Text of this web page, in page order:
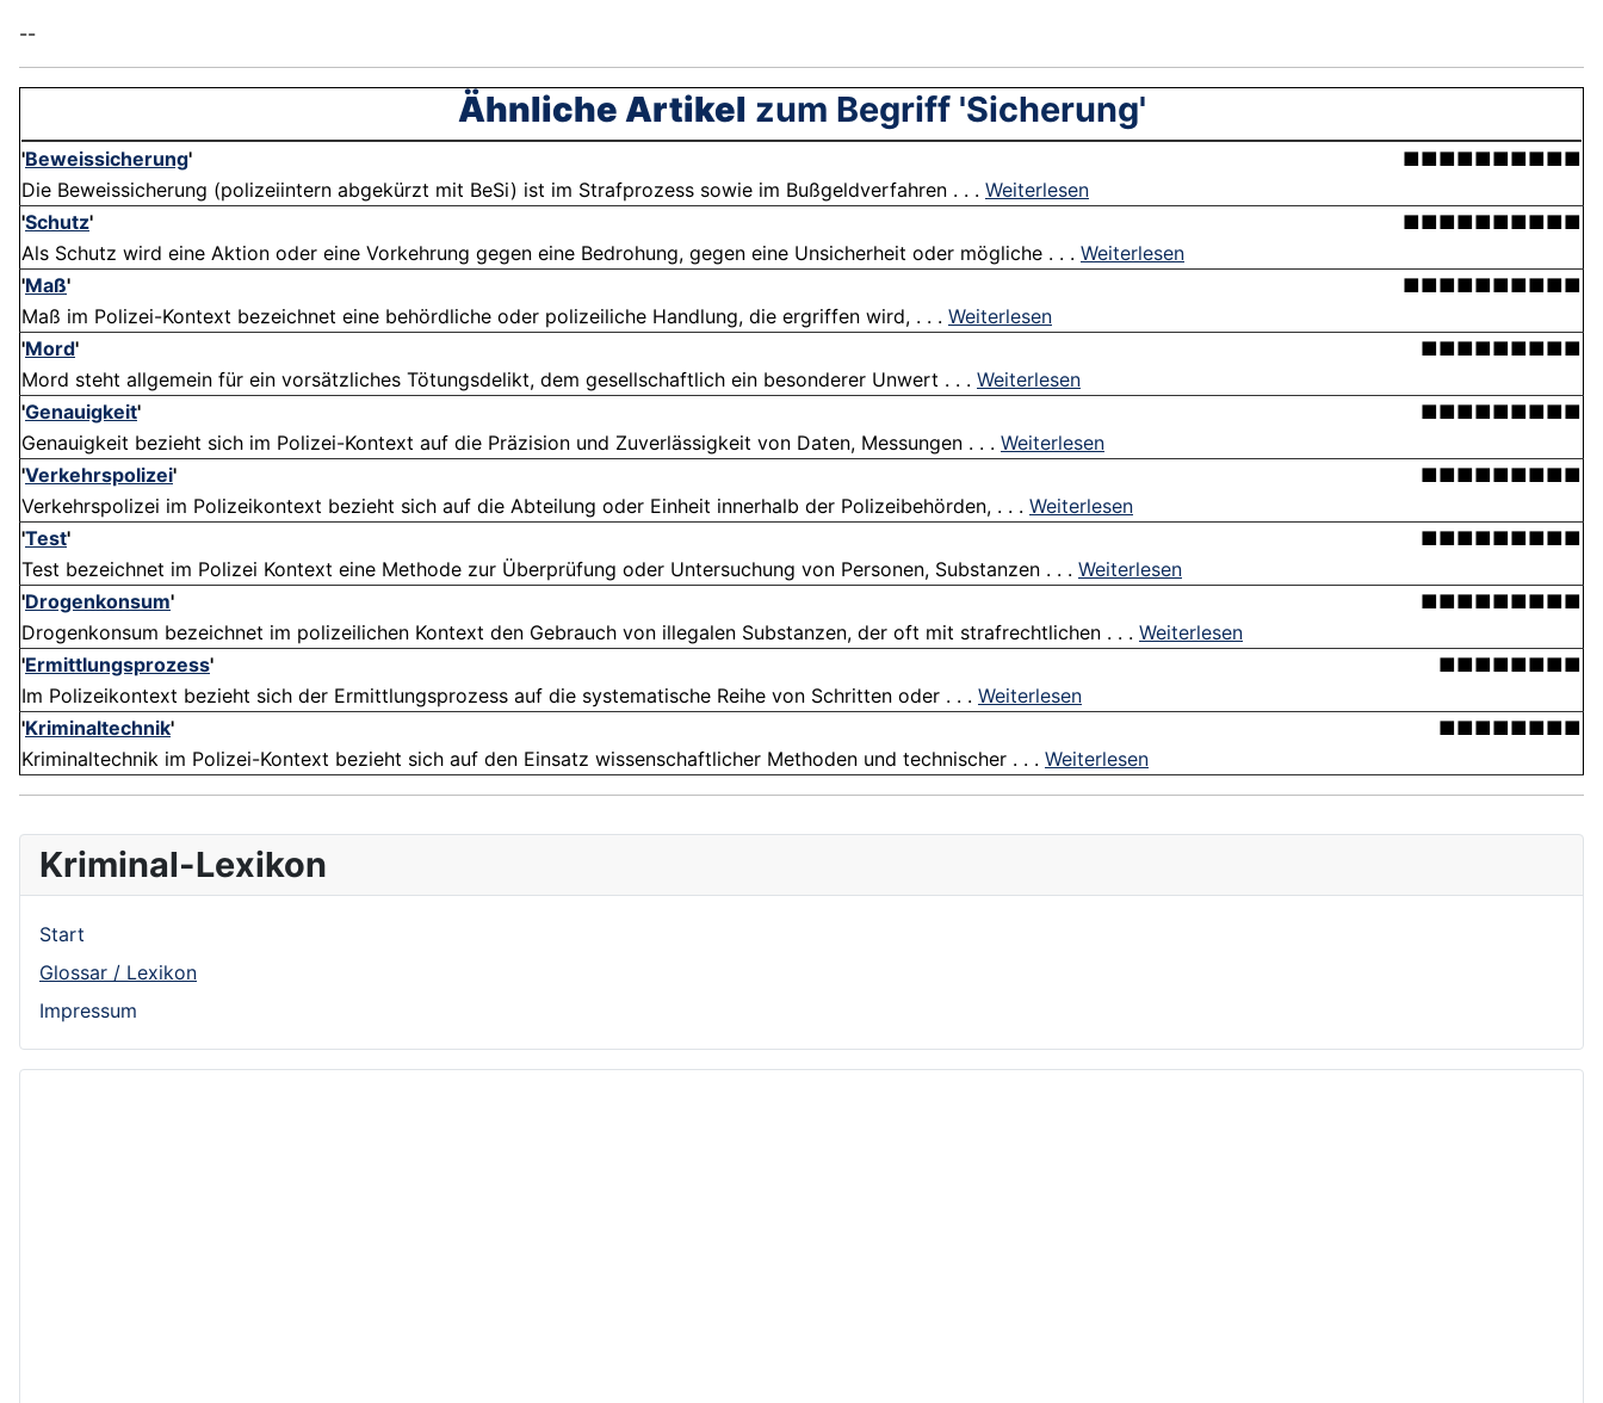
--
Ähnliche Artikel zum Begriff 'Sicherung'
'Beweissicherung'
■■■■■■■■■■
Die Beweissicherung (polizeiintern abgekürzt mit BeSi) ist im Strafprozess sowie im Bußgeldverfahren . . . Weiterlesen
'Schutz'
■■■■■■■■■■
Als Schutz wird eine Aktion oder eine Vorkehrung gegen eine Bedrohung, gegen eine Unsicherheit oder mögliche . . . Weiterlesen
'Maß'
■■■■■■■■■■
Maß im Polizei-Kontext bezeichnet eine behördliche oder polizeiliche Handlung, die ergriffen wird, . . . Weiterlesen
'Mord'
■■■■■■■■■
Mord steht allgemein für ein vorsätzliches Tötungsdelikt, dem gesellschaftlich ein besonderer Unwert . . . Weiterlesen
'Genauigkeit'
■■■■■■■■■
Genauigkeit bezieht sich im Polizei-Kontext auf die Präzision und Zuverlässigkeit von Daten, Messungen . . . Weiterlesen
'Verkehrspolizei'
■■■■■■■■■
Verkehrspolizei im Polizeikontext bezieht sich auf die Abteilung oder Einheit innerhalb der Polizeibehörden, . . . Weiterlesen
'Test'
■■■■■■■■■
Test bezeichnet im Polizei Kontext eine Methode zur Überprüfung oder Untersuchung von Personen, Substanzen . . . Weiterlesen
'Drogenkonsum'
■■■■■■■■■
Drogenkonsum bezeichnet im polizeilichen Kontext den Gebrauch von illegalen Substanzen, der oft mit strafrechtlichen . . . Weiterlesen
'Ermittlungsprozess'
■■■■■■■■
Im Polizeikontext bezieht sich der Ermittlungsprozess auf die systematische Reihe von Schritten oder . . . Weiterlesen
'Kriminaltechnik'
■■■■■■■■
Kriminaltechnik im Polizei-Kontext bezieht sich auf den Einsatz wissenschaftlicher Methoden und technischer . . . Weiterlesen
Kriminal-Lexikon
Start
Glossar / Lexikon
Impressum